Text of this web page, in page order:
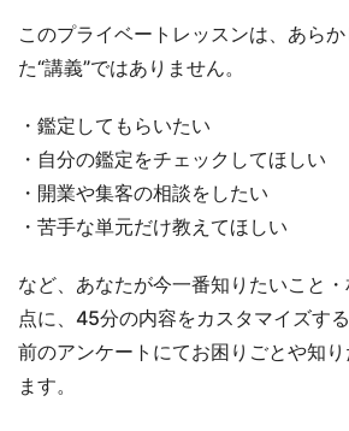
このプライベートレッスンは、あら
た“講義”ではありません。
・鑑定してもらいたい
・自分の鑑定をチェックしてほしい
・開業や集客の相談をしたい
・苦手な単元だけ教えてほしい
など、あなたが今一番知りたいこと
点に、45分の内容をカスタマイズす
前のアンケートにてお困りごとや知
ます。